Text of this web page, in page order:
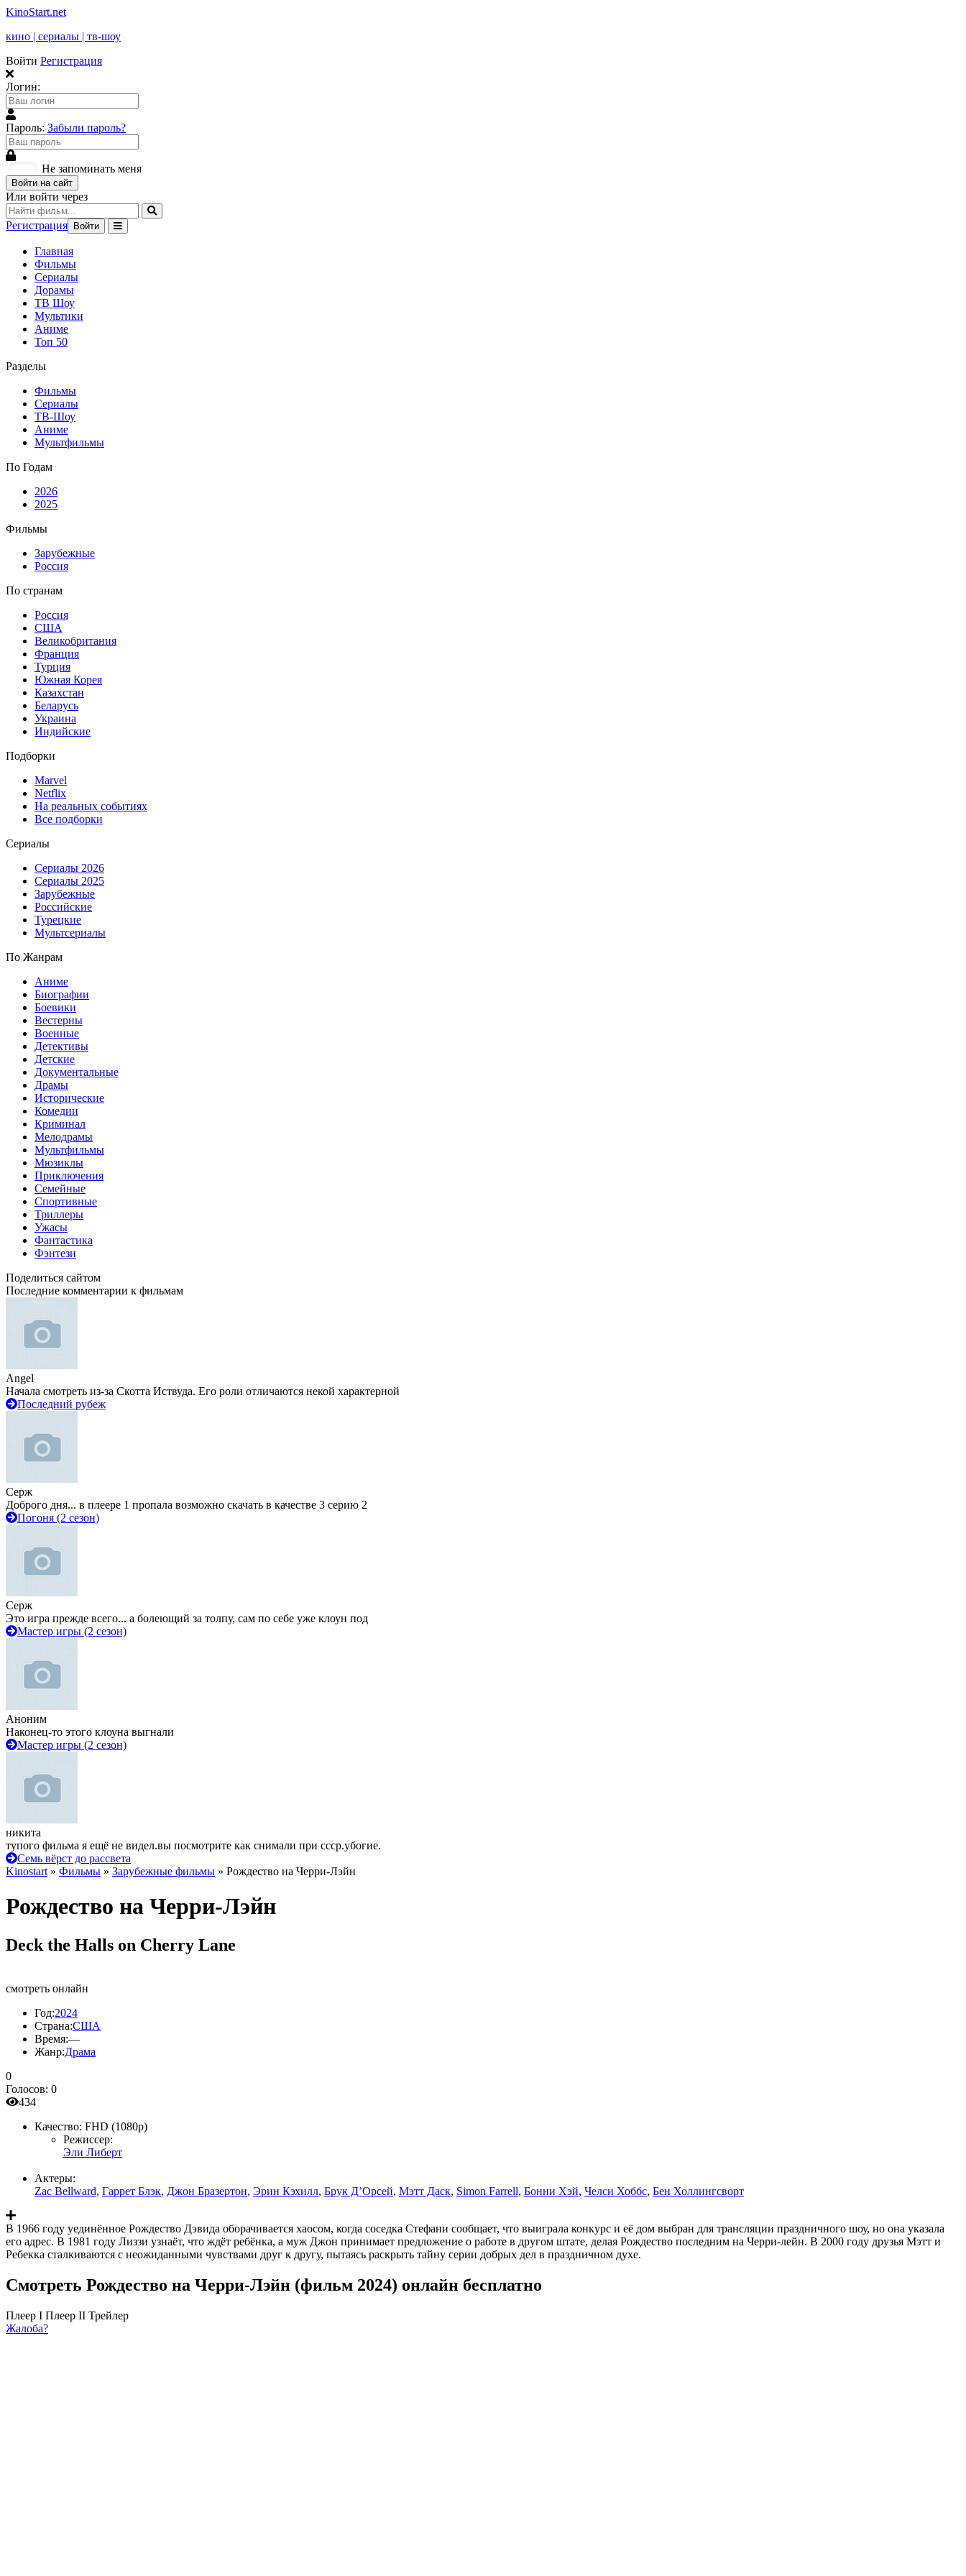
KinoStart.net
кино | сериалы | тв-шоу
Войти Регистрация
Логин:
Пароль: Забыли пароль?
Не запоминать меня
Войти на сайт
Или войти через
Регистрация Войти
Главная
Фильмы
Сериалы
Дорамы
ТВ Шоу
Мультики
Аниме
Топ 50
Разделы
Фильмы
Сериалы
ТВ-Шоу
Аниме
Мультфильмы
По Годам
2026
2025
Фильмы
Зарубежные
Россия
По странам
Россия
США
Великобритания
Франция
Турция
Южная Корея
Казахстан
Беларусь
Украина
Индийские
Подборки
Marvel
Netflix
На реальных событиях
Все подборки
Сериалы
Сериалы 2026
Сериалы 2025
Зарубежные
Российские
Турецкие
Мультсериалы
По Жанрам
Аниме
Биографии
Боевики
Вестерны
Военные
Детективы
Детские
Документальные
Драмы
Исторические
Комедии
Криминал
Мелодрамы
Мультфильмы
Мюзиклы
Приключения
Семейные
Спортивные
Триллеры
Ужасы
Фантастика
Фэнтези
Поделиться сайтом
Последние комментарии к фильмам
Angel
Начала смотреть из-за Скотта Иствуда. Его роли отличаются некой характерной
Последний рубеж
Серж
Доброго дня... в плеере 1 пропала возможно скачать в качестве 3 серию 2
Погоня (2 сезон)
Серж
Это игра прежде всего... а болеющий за толпу, сам по себе уже клоун под
Мастер игры (2 сезон)
Аноним
Наконец-то этого клоуна выгнали
Мастер игры (2 сезон)
никита
тупого фильма я ещё не видел.вы посмотрите как снимали при ссср.убогие.
Семь вёрст до рассвета
Kinostart » Фильмы » Зарубежные фильмы » Рождество на Черри-Лэйн
Рождество на Черри-Лэйн
Deck the Halls on Cherry Lane
смотреть онлайн
Год:2024
Страна:США
Время:—
Жанр:Драма
0
Голосов: 0
434
Качество: FHD (1080p)
Режиссер:
Эли Либерт
Актеры:
Zac Bellward, Гаррет Блэк, Джон Бразертон, Эрин Кэхилл, Брук Д’Орсей, Мэтт Даск, Simon Farrell, Бонни Хэй, Челси Хоббс, Бен Холлингсворт
В 1966 году уединённое Рождество Дэвида оборачивается хаосом, когда соседка Стефани сообщает, что выиграла конкурс и её дом выбран для трансляции праздничного шоу, но она указала
его адрес. В 1981 году Лиззи узнаёт, что ждёт ребёнка, а муж Джон принимает предложение о работе в другом штате, делая Рождество последним на Черри-лейн. В 2000 году друзья Мэтт и
Ребекка сталкиваются с неожиданными чувствами друг к другу, пытаясь раскрыть тайну серии добрых дел в праздничном духе.
Смотреть Рождество на Черри-Лэйн (фильм 2024) онлайн бесплатно
Плеер I Плеер II Трейлер
Жалоба?